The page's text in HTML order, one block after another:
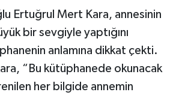
Ertuğrul Mert Kara, annesinin
bir sevgiyle yaptığını
anlamına dikkat çekti.
“Bu kütüphanede okunacak
her bilgide annemin